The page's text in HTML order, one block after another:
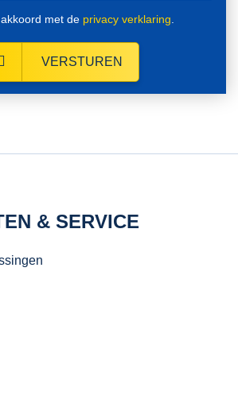
met de privacy verklaring
VERSTUREN
& SERVICE